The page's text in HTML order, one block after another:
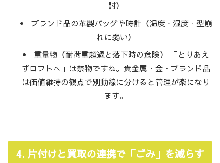
討）
ブランド品の革製バッグや時計（温度・湿度・型崩
れに弱い）
重量物（耐荷重超過と落下時の危険） 「とりあえ
ずロフトへ」は禁物ですね。貴金属・金・ブランド品
は価値維持の観点で別動線に分けると管理が楽になり
ます。
4. 片付けと買取の連携で「ごみ」を減らす